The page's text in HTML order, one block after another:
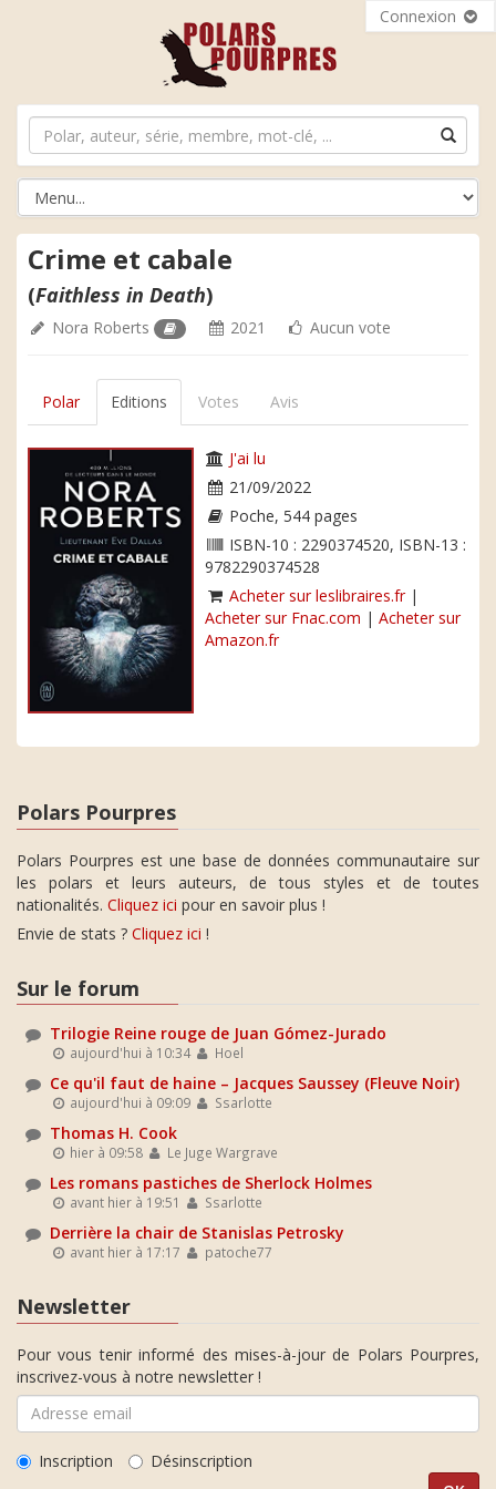
Connexion
Crime et cabale
(Faithless in Death)
Nora Roberts 2021 Aucun vote
Polar Editions Votes Avis
J'ai lu
21/09/2022
Poche, 544 pages
ISBN-10 : 2290374520, ISBN-13 :
9782290374528
Acheter sur leslibraires.fr|
Acheter sur Fnac.com | Acheter sur
Amazon.fr
Polars Pourpres
Polars Pourpres est une base de données communautaire sur
les polars et leurs auteurs, de tous styles et de toutes
nationalités. Cliquez ici pour en savoir plus !
Envie de stats ? Cliquez ici !
Sur le forum
Trilogie Reine rouge de Juan Gómez-Jurado
aujourd'hui à 10:34 Hoel
Ce qu'il faut de haine – Jacques Saussey (Fleuve Noir)
aujourd'hui à 09:09 Ssarlotte
Thomas H. Cook
hier à 09:58 Le Juge Wargrave
Les romans pastiches de Sherlock Holmes
avant hier à 19:51 Ssarlotte
Derrière la chair de Stanislas Petrosky
avant hier à 17:17 patoche77
Newsletter
Pour vous tenir informé des mises-à-jour de Polars Pourpres,
inscrivez-vous à notre newsletter !
Inscription Désinscription